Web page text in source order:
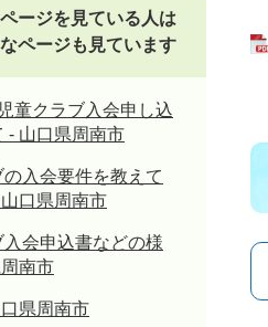
ージを見ている人は
ページも見ています
童クラブ入会申し込
- 山口県周南市
の入会要件を教えて
口県周南市
入会申込書などの様
南市
県周南市